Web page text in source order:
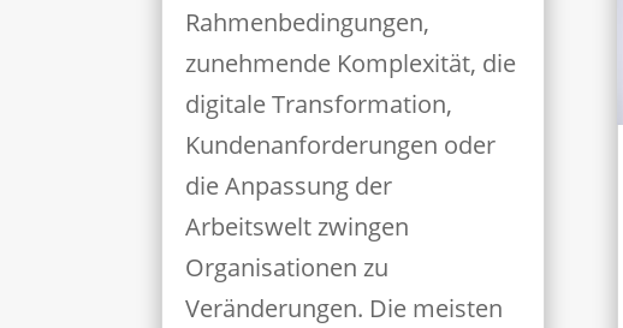
Rahmenbedingungen,
zunehmende Komplexität, die
digitale Transformation,
Kundenanforderungen oder
die Anpassung der
Arbeitswelt zwingen
Organisationen zu
Veränderungen. Die meisten